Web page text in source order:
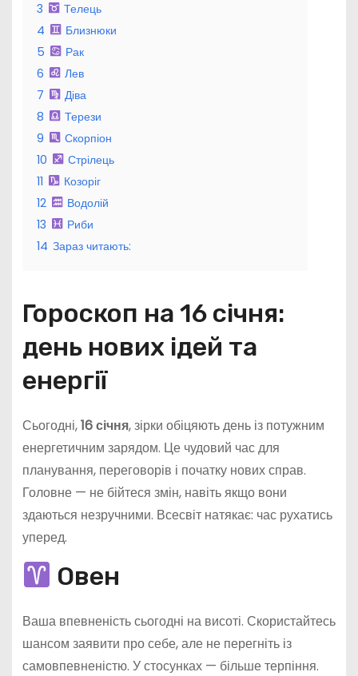
3
Телець
4
Близнюки
5
Рак
6
Лев
7
Діва
8
Терези
9
Скорпіон
10
Стрілець
11
Козоріг
12
Водолій
13
Риби
14 Зараз читають:
Гороскоп на 16 січня:
день нових ідей та
енергії
Сьогодні,16 січня, зірки обіцяють день із потужним
енергетичним зарядом. Це чудовий час для
планування, переговорів і початку нових справ.
Головне — не бійтеся змін, навіть якщо вони
здаються незручними. Всесвіт натякає: час рухатись
уперед.
Овен
Ваша впевненість сьогодні на висоті. Скористайтесь
шансом заявити про себе, але не перегніть із
самовпевненістю. У стосунках — більше терпіння.